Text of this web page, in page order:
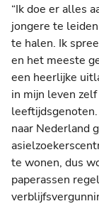
“Ik doe er alles
jongere te
te halen. Ik
en het meeste
een heerlijke
in mijn leven
naar Nederland
te wonen, dus
paperassen